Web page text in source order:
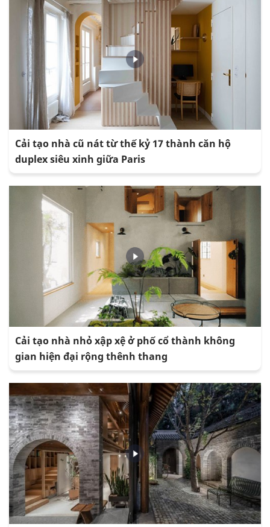
Cải tạo nhà cũ nát từ thế kỷ 17 thành căn hộ
duplex siêu xinh giữa Paris
Cải tạo nhà nhỏ xập xệ ở phố cổ thành không
gian hiện đại rộng thênh thang